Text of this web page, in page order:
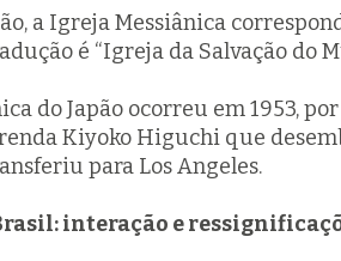
a Igreja Messiânica
é “Igreja da Salvação do
do Japão ocorreu em 1953,
Kiyoko Higuchi que
para Los Angeles.
interação e